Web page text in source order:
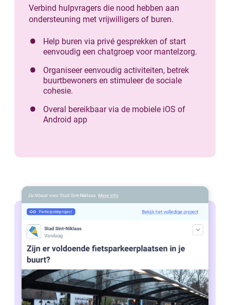
Verbind hulpvragers die nood hebben aan
ondersteuning met vrijwilligers of buren.
Help buren via privé gesprekken of start
eenvoudig een chatgroep voor mantelzorg.
Organiseer eenvoudig activiteiten, betrek
buurtbewoners en stimuleer de sociale
cohesie.
Overal bereikbaar via de mobiele iOS of
Android app